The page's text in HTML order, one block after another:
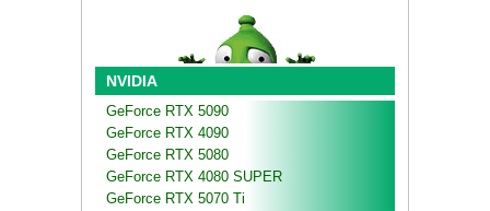
NVIDIA
GeForce RTX 5090
GeForce RTX 4090
GeForce RTX 5080
GeForce RTX 4080 SUPER
GeForce RTX 5070 Ti